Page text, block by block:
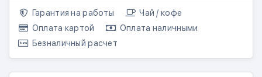
Гарантия на работы
Чай / кофе
Оплата картой
Оплата наличными
Безналичный расчет